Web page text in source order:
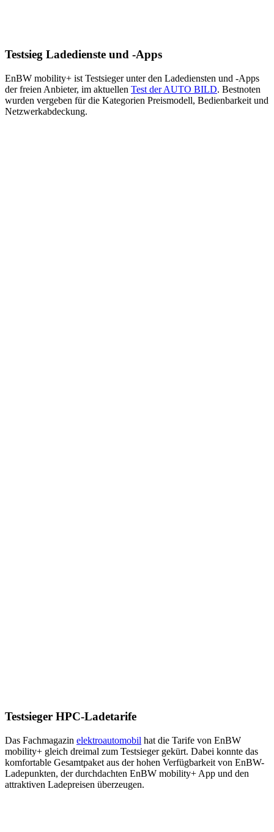
Testsieg Ladedienste und -Apps
EnBW mobility+ ist Test­sieger unter den Lade­diensten und -Apps
der freien Anbieter, im aktuellen Test der AUTO BILD. Bestnoten
wurden vergeben für die Kategorien Preismodell, Bedienbarkeit und
Netzwerk­abdeckung.
Testsieger HPC-Ladetarife
Das Fachmagazin elektroautomobil hat die Tarife von EnBW
mobility+ gleich dreimal zum Testsieger gekürt. Dabei konnte das
komfortable Gesamtpaket aus der hohen Verfügbarkeit von EnBW-
Ladepunkten, der durchdachten EnBW mobility+ App und den
attraktiven Ladepreisen überzeugen.